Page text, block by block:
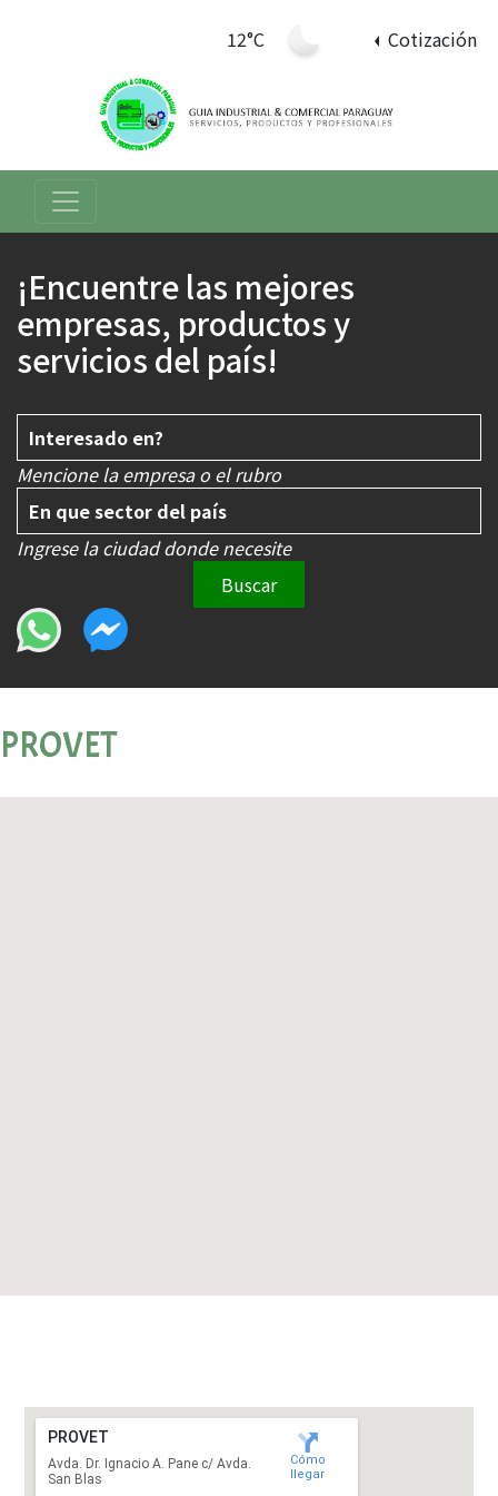
12°C Cotización
¡Encuentre las mejores
empresas, productos y
servicios del país!
Mencione la empresa o el rubro
Ingrese la ciudad donde necesite
Buscar
PROVET
PROVET
Avda. Dr. Ignacio A. Pane c/ Avda.
San Blas
Cómo
llegar